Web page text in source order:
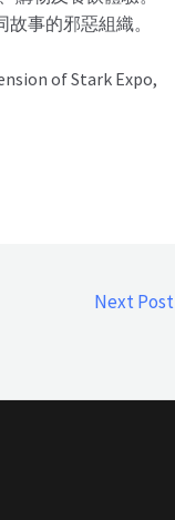
事的邪惡組織。
of Stark Expo,
Next Post